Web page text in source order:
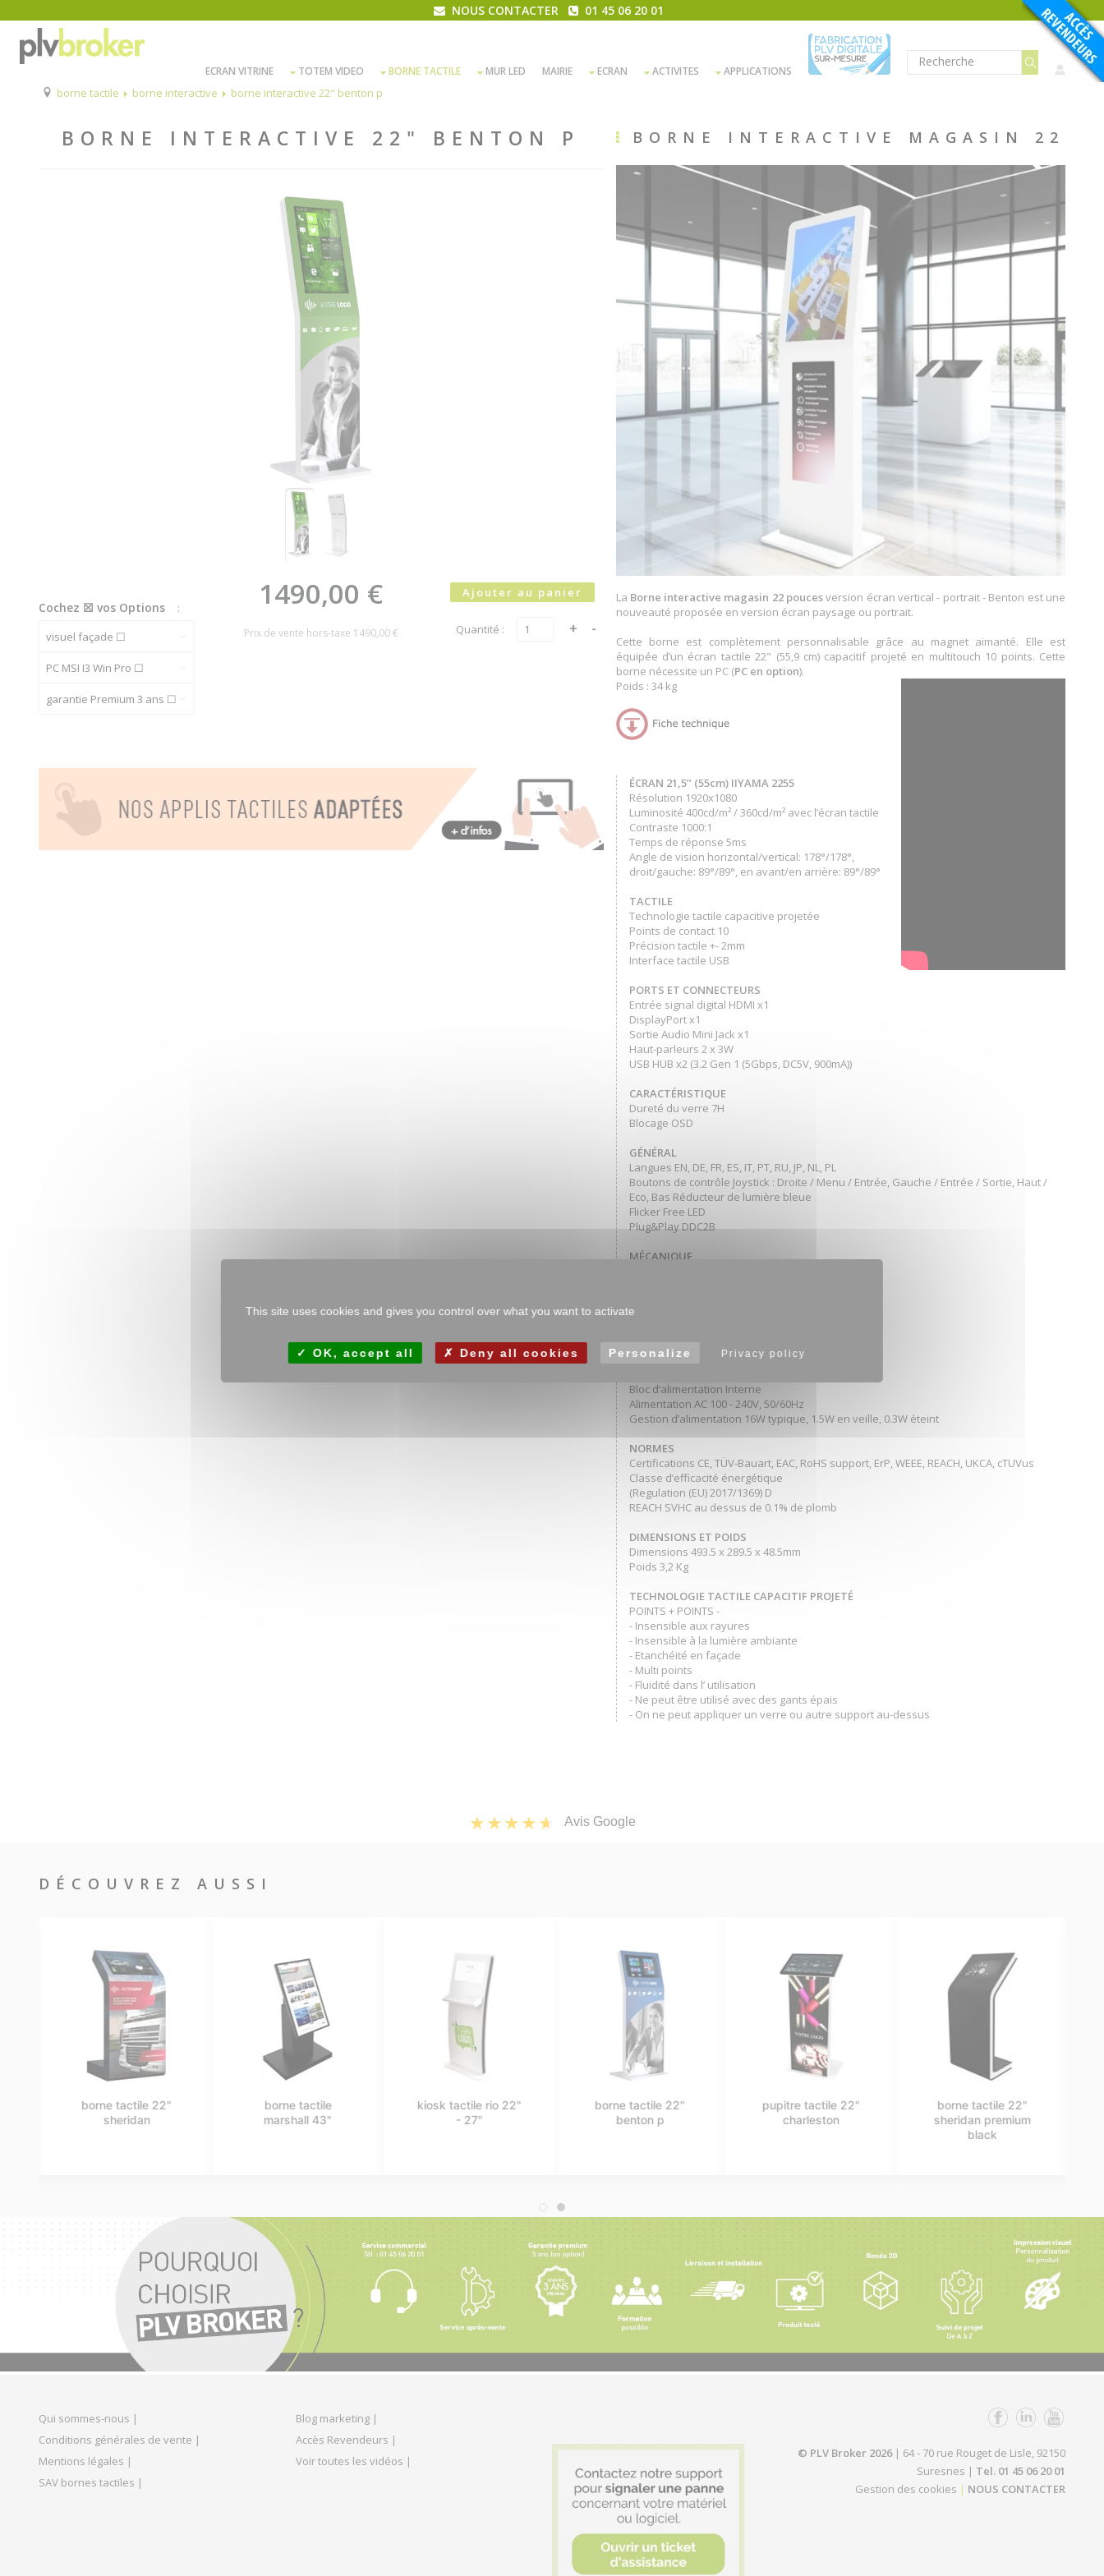
ECRAN VITRINE TOTEM VIDEO BORNE TACTILE MUR LED MAIRIE ECRAN ACTIVITES APPLICATIONS
borne tactile borne interactive borne interactive 22" benton p
NOUS CONTACTER 01 45 06 20 01
BORNE INTERACTIVE 22" BENTON P
Cochez ☒ vos Options : 1490,00 €
Prix de vente hors-taxe 1490,00 € Quantité :
BORNE INTERACTIVE MAGASIN 22
La Borne interactive magasin 22 poucesversion écran vertical - portrait - Benton est une
nouveauté proposée en version écran paysage ou portrait.
Cette borne est complètement personnalisable grâce au magnet aimanté. Elle est
équipée d’un écran tactile 22" (55,9 cm) capacitif projeté en multitouch 10 points. Cette
borne nécessite un PC (PC en option).
Poids : 34 kg
ÉCRAN 21,5’’ (55cm) IIYAMA 2255
Résolution 1920x1080
Luminosité 400cd/m² / 360cd/m² avec l’écran tactile
Contraste 1000:1
Temps de réponse 5ms
Angle de vision horizontal/vertical: 178°/178°,
droit/gauche: 89°/89°, en avant/en arrière: 89°/89°
TACTILE
Technologie tactile capacitive projetée
Points de contact 10
Précision tactile +- 2mm
Interface tactile USB
PORTS ET CONNECTEURS
Entrée signal digital HDMI x1
DisplayPort x1
Sortie Audio Mini Jack x1
Haut-parleurs 2 x 3W
USB HUB x2 (3.2 Gen 1 (5Gbps, DC5V, 900mA))
CARACTÉRISTIQUE
Dureté du verre 7H
Blocage OSD
GÉNÉRAL
Langues EN, DE, FR, ES, IT, PT, RU, JP, NL, PL
Boutons de contrôle Joystick : Droite / Menu / Entrée, Gauche / Entrée / Sortie, Haut /
Eco, Bas Réducteur de lumière bleue
Flicker Free LED
Plug&Play DDC2B
MÉCANIQUE
Bloc d’alimentation Interne
Alimentation AC 100 - 240V, 50/60Hz
Gestion d’alimentation 16W typique, 1.5W en veille, 0.3W éteint
NORMES
Certifications CE, TÜV-Bauart, EAC, RoHS support, ErP, WEEE, REACH, UKCA, cTUVus
Classe d’efficacité énergétique
(Regulation (EU) 2017/1369) D
REACH SVHC au dessus de 0.1% de plomb
DIMENSIONS ET POIDS
Dimensions 493.5 x 289.5 x 48.5mm
Poids 3,2 Kg
TECHNOLOGIE TACTILE CAPACITIF PROJETÉ
POINTS + POINTS -
- Insensible aux rayures
- Insensible à la lumière ambiante
- Etanchéité en façade
- Multi points
- Fluidité dans l’ utilisation
- Ne peut être utilisé avec des gants épais
- On ne peut appliquer un verre ou autre support au-dessus
Avis Google
DÉCOUVREZ AUSSI
borne tactile 22"
benton p
pupitre tactile 22"
charleston
borne tactile 22"
sheridan premium
black
borne tactile 22"
sheridan
borne tactile
marshall 43"
kiosk tactile rio 22"
- 27"
Qui sommes-nous |
Blog marketing |
Conditions générales de vente |
Accès Revendeurs |
Mentions légales |
Voir toutes les vidéos |
SAV bornes tactiles |
© PLV Broker 2026| 64 - 70 rue Rouget de Lisle, 92150
Suresnes | Tel. 01 45 06 20 01
Gestion des cookies | NOUS CONTACTER
This site uses cookies and gives you control over what you want to activate
OK, accept all Deny all cookies Personalize Privacy policy